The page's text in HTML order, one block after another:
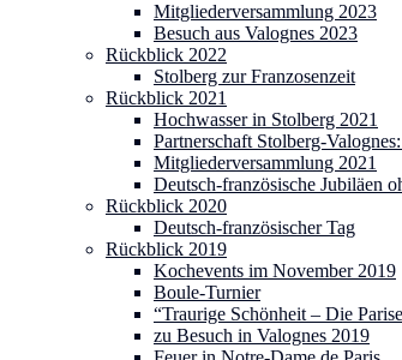
Mitgliederversammlung 2023
Besuch aus Valognes 2023
Rückblick 2022
Stolberg zur Franzosenzeit
Rückblick 2021
Hochwasser in Stolberg 2021
Partnerschaft Stolberg-
Mitgliederversammlung 2021
Deutsch-französische Jubiläen
Rückblick 2020
Deutsch-französischer Tag
Rückblick 2019
Kochevents im November 2019
Boule-Turnier
“Traurige Schönheit – Die
zu Besuch in Valognes 2019